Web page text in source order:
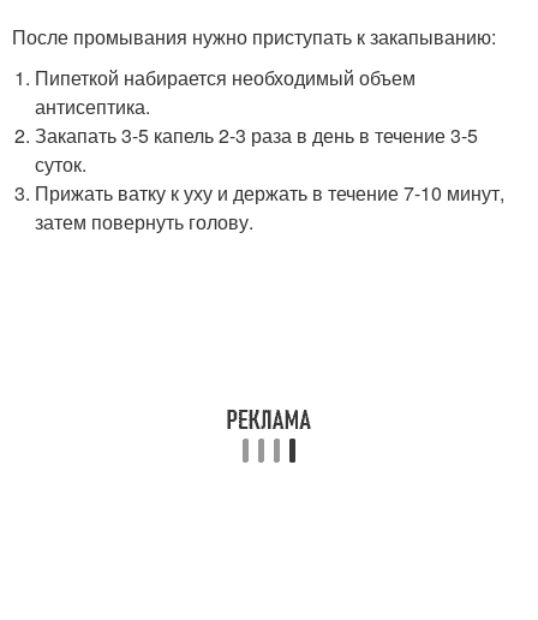
После промывания нужно приступать к закапыванию:
Пипеткой набирается необходимый объем
антисептика.
Закапать 3-5 капель 2-3 раза в день в течение 3-5
суток.
Прижать ватку к уху и держать в течение 7-10 минут,
затем повернуть голову.